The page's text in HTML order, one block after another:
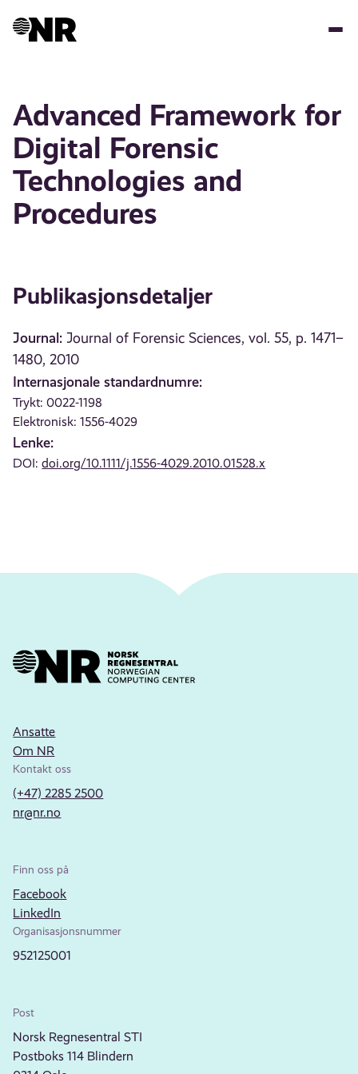
Advanced Framework for
Digital Forensic
Technologies and
Procedures
Publikasjonsdetaljer
Journal: Journal of Forensic Sciences, vol. 55, p. 1471–
1480, 2010
Internasjonale standardnumre:
Trykt: 0022-1198
Elektronisk: 1556-4029
Lenke:
DOI:doi.org/10.1111/j.1556-4029.2010.01528.x
Ansatte
Om NR
Kontakt oss
(+47) 2285 2500
nr@nr.no
Finn oss på
Facebook
LinkedIn
Organisasjonsnummer
952125001
Post
Norsk Regnesentral STI
Postboks 114 Blindern